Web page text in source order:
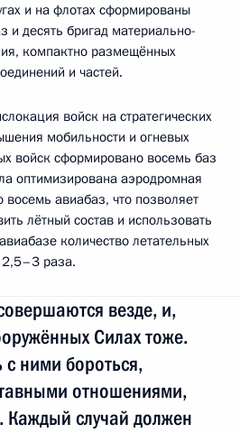
и на флотах сформированы
и десять бригад материально-
компактно размещённых
и частей.
войск на стратегических
мобильности и огневых
войск сформировано восемь баз
оптимизирована аэродромная
восемь авиабаз, что позволяет
лётный состав и использовать
количество летательных
2,5–3 раза.
везде, и,
Силах тоже.
ними бороться,
отношениями,
Каждый случай должен